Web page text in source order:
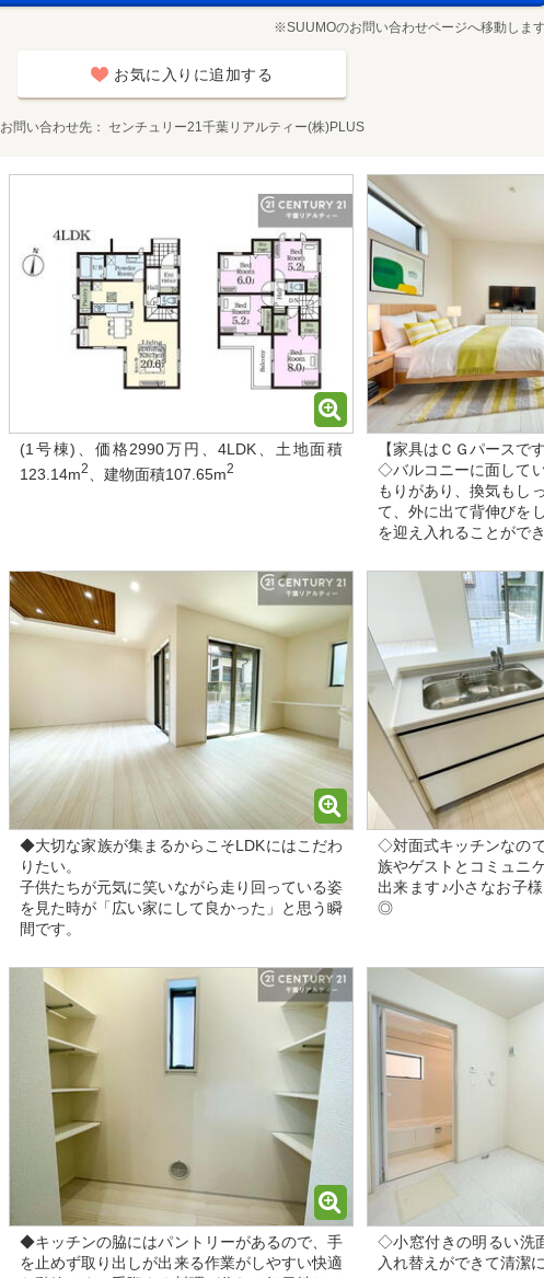
※SUUMOのお問い合わせページへ移動します
お気に入りに追加する
お問い合わせ先 センチュリー21千葉リアルティー(株)PLUS
(1号棟)、価格2990万円、4LDK、土地面積
123.14m2 、建物面積107.65m2
【家具はＣＧパースです
◇バルコニーに面して
もりがあり、換気もし
て、外に出て背伸びを
を迎え入れることができ
◆大切な家族が集まるからこそLDKにはこだわ
りたい。
子供たちが元気に笑いながら走り回っている姿
を見た時が「広い家にして良かった」と思う瞬
間です。
◇対面式キッチンなの
族やゲストとコミュニ
出来ます♪小さなお子
◎
◆キッチンの脇にはパントリーがあるので、手
を止めず取り出しが出来る作業がしやすい快適
◇小窓付きの明るい洗
入れ替えができて清潔